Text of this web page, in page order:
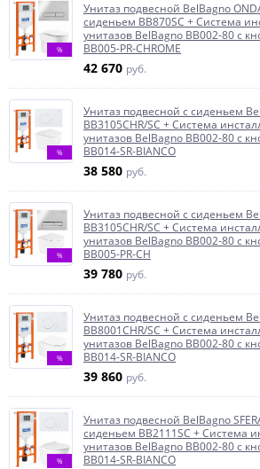
%
Унитаз подвесной BelBagno
сиденьем BB870SC + Система
унитазов BelBagno BB002-80 с
BB005-PR-CHROME
42 670 руб.
%
Унитаз подвесной с сиденьем
BB3105CHR/SC + Система
унитазов BelBagno BB002-80 с
BB014-SR-BIANCO
38 580 руб.
%
Унитаз подвесной с сиденьем
BB3105CHR/SC + Система
унитазов BelBagno BB002-80 с
BB005-PR-CH
39 780 руб.
%
Унитаз подвесной с сиденьем
BB8001CHR/SC + Система
унитазов BelBagno BB002-80 с
BB014-SR-BIANCO
39 860 руб.
%
Унитаз подвесной BelBagno
сиденьем BB2111SC + Система
унитазов BelBagno BB002-80 с
BB014-SR-BIANCO